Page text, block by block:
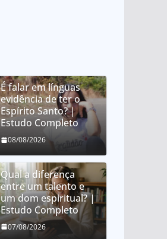
É falar em línguas
evidência de ter o
Espírito Santo? |
Estudo Completo
08/08/2026
Qual a diferença
entre um talento e
um dom espiritual? |
Estudo Completo
07/08/2026